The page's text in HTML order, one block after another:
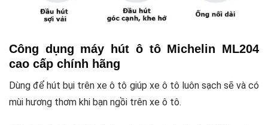
Công dụng máy hút ô tô Michelin ML204
cao cấp chính hãng
Dùng để hút bụi trên xe ô tô giúp xe ô tô luôn sạch sẽ và có
mùi hương thơm khi bạn ngồi trên xe ô tô.